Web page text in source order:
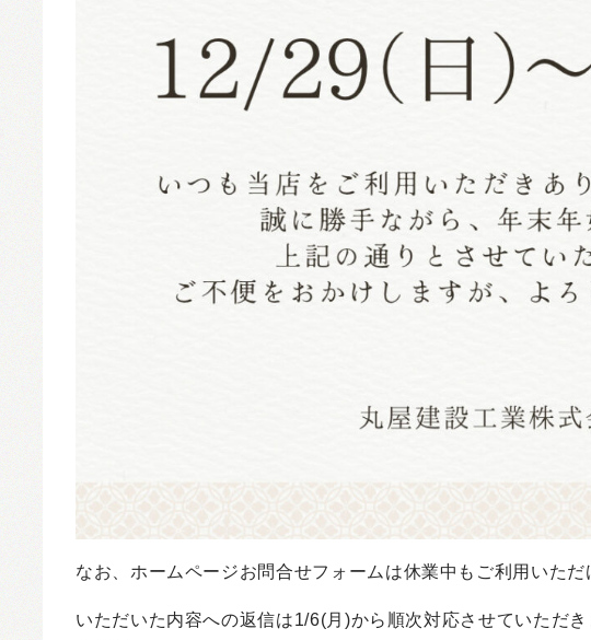
なお、ホームページお問合せフォームは休業中もご利用いただ
いただいた内容への返信は1/6(月)から順次対応させていただ